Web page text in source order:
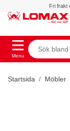
Fri frakt
Menu
Startsida Möbler